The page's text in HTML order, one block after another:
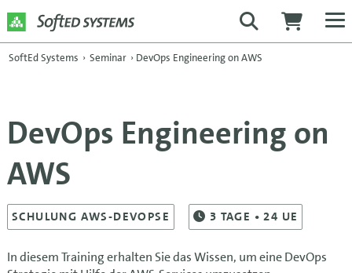
SoftEd Systems › Seminar › DevOps Engineering on AWS
DevOps Engineering on
AWS
SCHULUNG AWS-DEVOPSE 3 TAGE • 24 UE
In diesem Training erhalten Sie das Wissen, um eine DevOps